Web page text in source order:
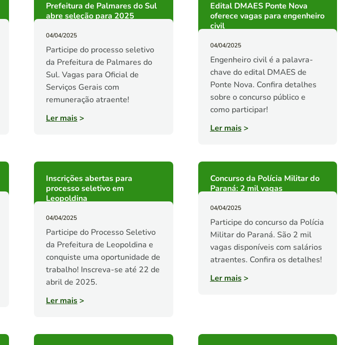
Prefeitura de Palmares do Sul
abre seleção para 2025
04/04/2025
Participe do processo seletivo
da Prefeitura de Palmares do
Sul. Vagas para Oficial de
Serviços Gerais com
remuneração atraente!
Ler mais>
Edital DMAES Ponte Nova
oferece vagas para engenheiro
civil
04/04/2025
Engenheiro civil é a palavra-
chave do edital DMAES de
Ponte Nova. Confira detalhes
sobre o concurso público e
como participar!
Ler mais>
Inscrições abertas para
processo seletivo em
Leopoldina
04/04/2025
Participe do Processo Seletivo
da Prefeitura de Leopoldina e
conquiste uma oportunidade de
trabalho! Inscreva-se até 22 de
abril de 2025.
Ler mais>
Concurso da Polícia Militar do
Paraná: 2 mil vagas
04/04/2025
Participe do concurso da Polícia
Militar do Paraná. São 2 mil
vagas disponíveis com salários
atraentes. Confira os detalhes!
Ler mais>